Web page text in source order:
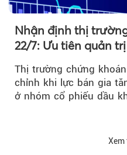
Nhận định thị
22/7: Ưu tiên quản
Thị trường chứng
chỉnh khi lực bán gia
ở nhóm cổ phiếu dầu
Xem